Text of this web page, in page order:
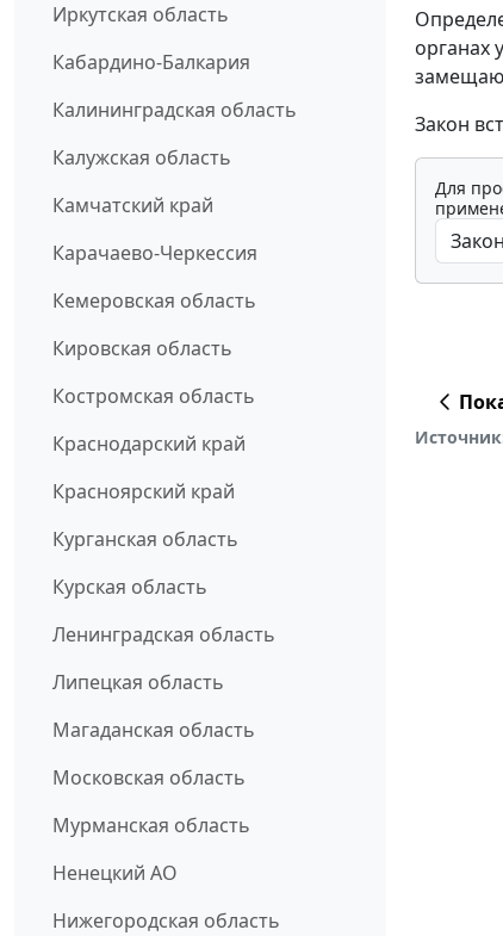
Иркутская область
Кабардино-Балкария
Калининградская область
Калужская область
Камчатский край
Карачаево-Черкессия
Кемеровская область
Кировская область
Костромская область
Краснодарский край
Красноярский край
Курганская область
Курская область
Ленинградская область
Липецкая область
Магаданская область
Московская область
Мурманская область
Ненецкий АО
Нижегородская область
органах
Закон
Для